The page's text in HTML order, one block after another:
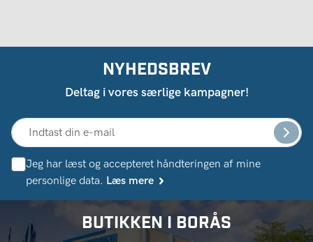
NYHEDSBREV
Deltag i vores særlige kampagner!
Jeg har læst og accepteret håndteringen af ​​mine
personlige data. Læs mere
BUTIKKEN I BORÅS